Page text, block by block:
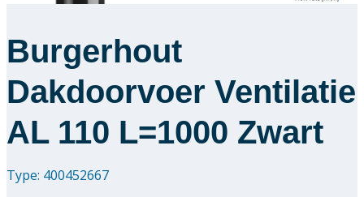
Burgerhout
Dakdoorvoer Ventilatie
AL 110 L=1000 Zwart
Type: 400452667